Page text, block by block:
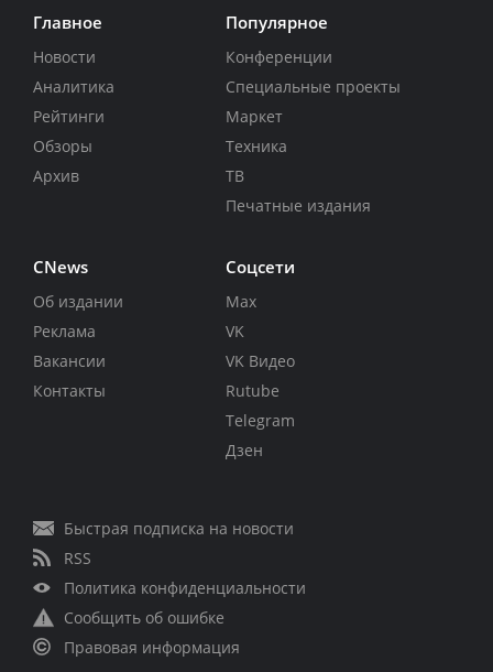
Главное
Новости
Аналитика
Рейтинги
Обзоры
Архив
Популярное
Конференции
Специальные проекты
Маркет
Техника
ТВ
Печатные издания
CNews
Об издании
Реклама
Вакансии
Контакты
Соцсети
Max
VK
VK Видео
Rutube
Telegram
Дзен
Быстрая подписка на новости
RSS
Политика конфиденциальности
Сообщить об ошибке
Правовая информация